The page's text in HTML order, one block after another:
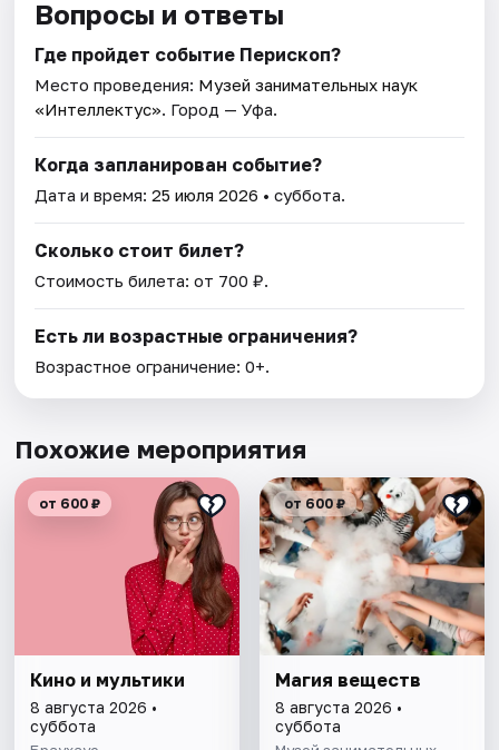
Вопросы и ответы
Где пройдет событие Перископ?
Место проведения: Музей занимательных наук
«Интеллектус». Город — Уфа.
Когда запланирован событие?
Дата и время:25 июля 2026 • суббота.
Сколько стоит билет?
Стоимость билета: от 700 ₽.
Есть ли возрастные ограничения?
Возрастное ограничение: 0+.
Похожие мероприятия
от 600 ₽
Кино и мультики
8 августа 2026 •
суббота
от 600 ₽
Магия веществ
8 августа 2026 •
суббота